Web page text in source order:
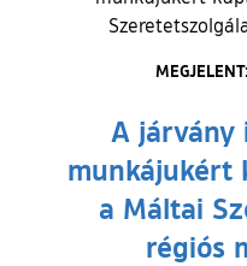
A járvány
munkájukért
a Máltai
régiós